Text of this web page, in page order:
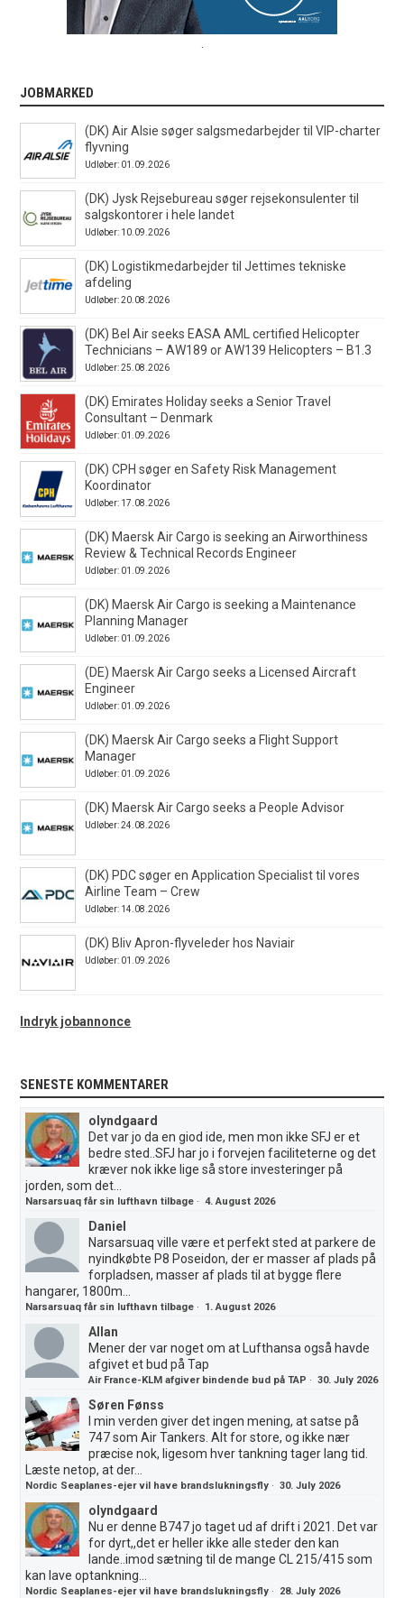
JOBMARKED
(DK) Air Alsie søger salgsmedarbejder til VIP-charter
flyvning
Udløber: 01.09.2026
(DK) Jysk Rejsebureau søger rejsekonsulenter til
salgskontorer i hele landet
Udløber: 10.09.2026
(DK) Logistikmedarbejder til Jettimes tekniske
afdeling
Udløber: 20.08.2026
(DK) Bel Air seeks EASA AML certified Helicopter
Technicians – AW189 or AW139 Helicopters – B1.3
Udløber: 25.08.2026
(DK) Emirates Holiday seeks a Senior Travel
Consultant – Denmark
Udløber: 01.09.2026
(DK) CPH søger en Safety Risk Management
Koordinator
Udløber: 17.08.2026
(DK) Maersk Air Cargo is seeking an Airworthiness
Review & Technical Records Engineer
Udløber: 01.09.2026
(DK) Maersk Air Cargo is seeking a Maintenance
Planning Manager
Udløber: 01.09.2026
(DE) Maersk Air Cargo seeks a Licensed Aircraft
Engineer
Udløber: 01.09.2026
(DK) Maersk Air Cargo seeks a Flight Support
Manager
Udløber: 01.09.2026
(DK) Maersk Air Cargo seeks a People Advisor
Udløber: 24.08.2026
(DK) PDC søger en Application Specialist til vores
Airline Team – Crew
Udløber: 14.08.2026
(DK) Bliv Apron-flyveleder hos Naviair
Udløber: 01.09.2026
Indryk jobannonce
SENESTE KOMMENTARER
olyndgaard
Det var jo da en giod ide, men mon ikke SFJ er et
bedre sted..SFJ har jo i forvejen faciliteterne og det
kræver nok ikke lige så store investeringer på
jorden, som det...
Narsarsuaq får sin lufthavn tilbage ·4. August 2026
Daniel
Narsarsuaq ville være et perfekt sted at parkere de
nyindkøbte P8 Poseidon, der er masser af plads på
forpladsen, masser af plads til at bygge flere
hangarer, 1800m...
Narsarsuaq får sin lufthavn tilbage · 1. August 2026
Allan
Mener der var noget om at Lufthansa også havde
afgivet et bud på Tap
Air France-KLM afgiver bindende bud på TAP ·30. July 2026
Søren Fønss
I min verden giver det ingen mening, at satse på
747 som Air Tankers. Alt for store, og ikke nær
præcise nok, ligesom hver tankning tager lang tid.
Læste netop, at der...
Nordic Seaplanes-ejer vil have brandslukningsfly ·30. July 2026
olyndgaard
Nu er denne B747 jo taget ud af drift i 2021. Det var
for dyrt,,det er heller ikke alle steder den kan
lande..imod sætning til de mange CL 215/415 som
kan lave optankning...
Nordic Seaplanes-ejer vil have brandslukningsfly · 28. July 2026